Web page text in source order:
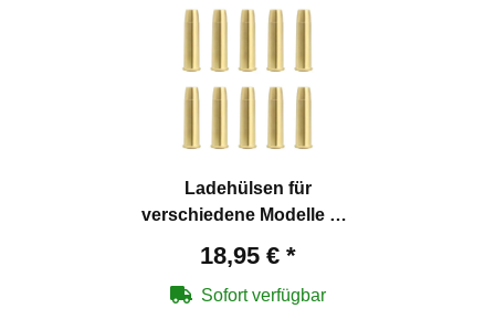
Ladehülsen für
verschiedene Modelle 4,5
18,95 € *
Sofort verfügbar